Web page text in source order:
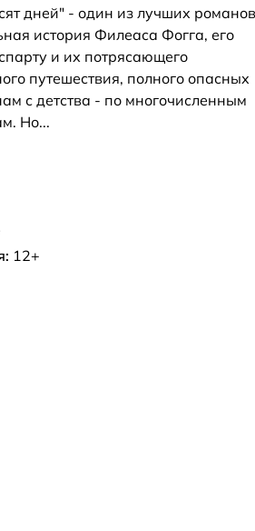
дней" - один из лучших
история Филеаса Фогга, его
и их потрясающего
путешествия, полного опасных
с детства - по многочисленным
Но...
12+